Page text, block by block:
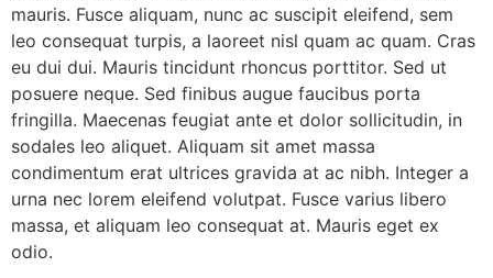
mauris. Fusce aliquam, nunc ac suscipit eleifend, sem
leo consequat turpis, a laoreet nisl quam ac quam. Cras
eu dui dui. Mauris tincidunt rhoncus porttitor. Sed ut
posuere neque. Sed finibus augue faucibus porta
fringilla. Maecenas feugiat ante et dolor sollicitudin, in
sodales leo aliquet. Aliquam sit amet massa
condimentum erat ultrices gravida at ac nibh. Integer a
urna nec lorem eleifend volutpat. Fusce varius libero
massa, et aliquam leo consequat at. Mauris eget ex
odio.